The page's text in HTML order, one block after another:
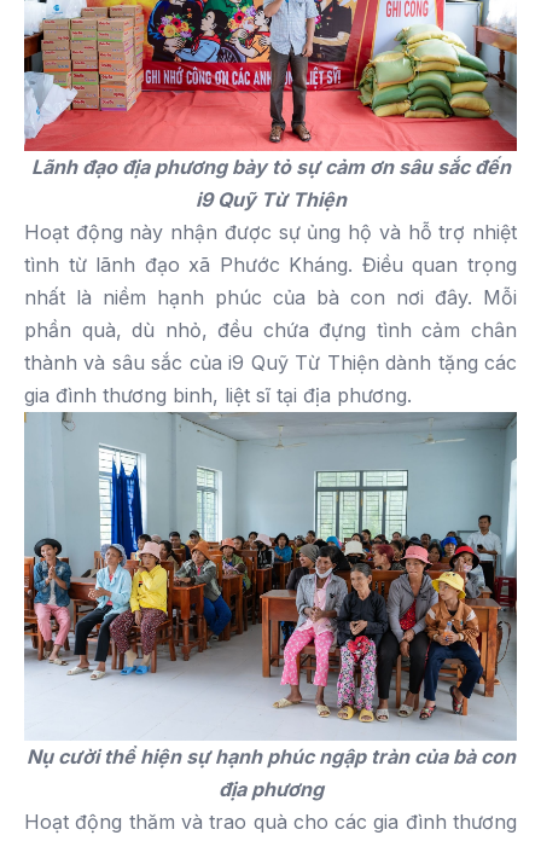
Lãnh đạo địa phương bày tỏ sự cảm ơn sâu sắc đến
i9 Quỹ Từ Thiện
Hoạt động này nhận được sự ủng hộ và hỗ trợ nhiệt
tình từ lãnh đạo xã Phước Kháng. Điều quan trọng
nhất là niềm hạnh phúc của bà con nơi đây. Mỗi
phần quà, dù nhỏ, đều chứa đựng tình cảm chân
thành và sâu sắc của i9 Quỹ Từ Thiện dành tặng các
gia đình thương binh, liệt sĩ tại địa phương.
Nụ cười thể hiện sự hạnh phúc ngập tràn của bà con
địa phương
Hoạt động thăm và trao quà cho các gia đình thương